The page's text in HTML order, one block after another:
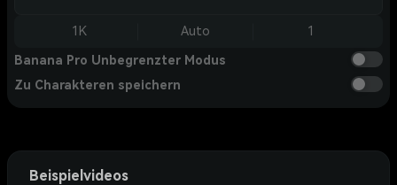
1K Auto 1
Banana Pro Unbegrenzter Modus
Zu Charakteren speichern
Beispielvideos